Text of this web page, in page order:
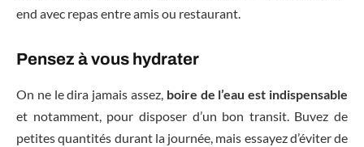
end avec repas entre amis ou restaurant.
Pensez à vous hydrater
On ne le dira jamais assez, boire de l’eau est indispensable
et notamment, pour disposer d’un bon transit. Buvez de
petites quantités durant la journée, mais essayez d’éviter de